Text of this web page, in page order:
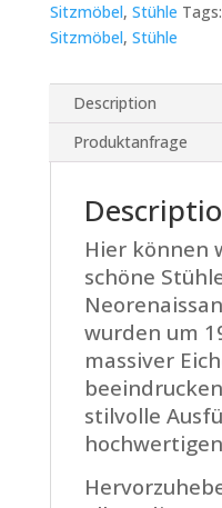
Sitzmöbel, Stühle Tags:
Sitzmöbel, Stühle
Description
Produktanfrage
Hier können
schöne
wurden um
massiver
stilvolle